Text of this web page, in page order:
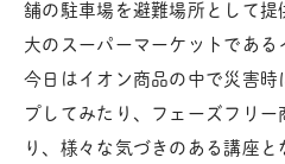
舗の駐車場を避難場所として提
大のスーパーマーケットである
今日はイオン商品の中で災害時
プしてみたり、フェーズフリー
り、様々な気づきのある講座と